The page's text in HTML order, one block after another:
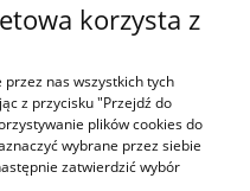
korzysta z
nas wszystkich tych
z przycisku "Przejdź do
plików cookies do
wybrane przez siebie
zatwierdzić wybór